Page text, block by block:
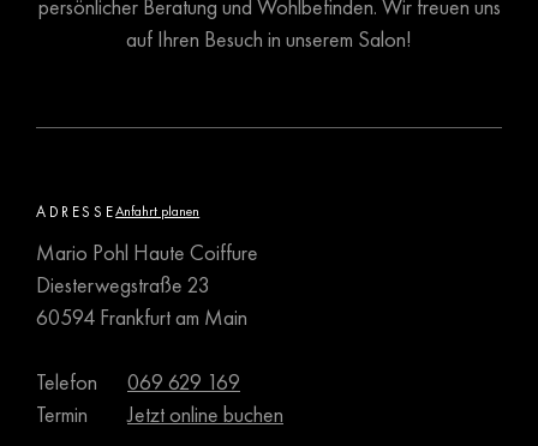
persönlicher Beratung und Wohlbefinden. Wir freuen uns
auf Ihren Besuch in unserem Salon!
ADRESSEAnfahrt planen
Mario Pohl Haute Coiffure
Diesterwegstraße 23
60594 Frankfurt am Main
Telefon
069 629 169
Termin
Jetzt online buchen